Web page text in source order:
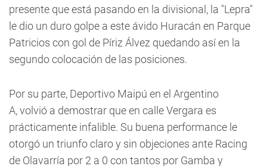
presente que está pasando en la divisional, la "Lepra"
le dio un duro golpe a este ávido Huracán en Parque
Patricios con gol de Píriz Álvez quedando así en la
segundo colocación de las posiciones.
Por su parte, Deportivo Maipú en el Argentino
A, volvió a demostrar que en calle Vergara es
prácticamente infalible. Su buena performance le
otorgó un triunfo claro y sin objeciones ante Racing
de Olavarría por 2 a 0 con tantos por Gamba y